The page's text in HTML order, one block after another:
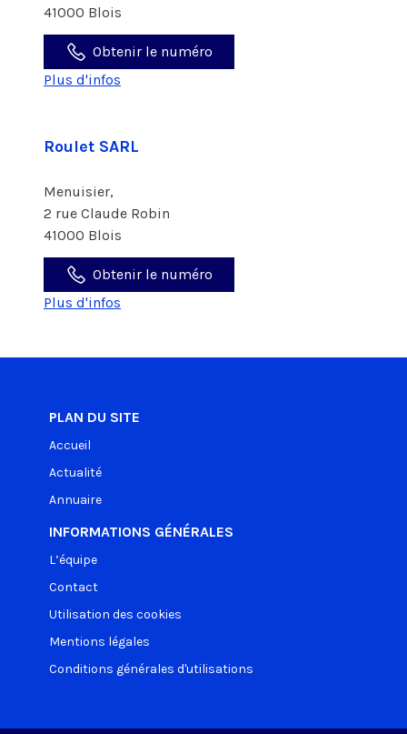
41000 Blois
Obtenir le numéro
Plus d'infos
Roulet SARL
Menuisier,
2 rue Claude Robin
41000 Blois
Obtenir le numéro
Plus d'infos
PLAN DU SITE
Accueil
Actualité
Annuaire
INFORMATIONS GÉNÉRALES
L’équipe
Contact
Utilisation des cookies
Mentions légales
Conditions générales d'utilisations